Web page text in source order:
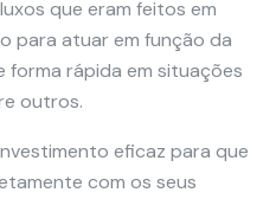
que eram feitos em
para atuar em função da
forma rápida em situações
outros.
eficaz para que
com os seus